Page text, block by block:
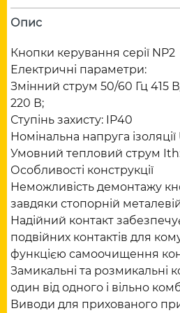
Опис
Кнопки керування серії NP2
Електричні параметри:
Змінний струм 50/60 Гц 415
220 В;
Ступінь захисту: IP40
Номінальна напруга ізоляції
Умовний тепловий струм Ith:
Особливості конструкції
Неможливість демонтажу
завдяки стопорній
Надійний контакт
подвійних контактів для
функцією самоочищення
Замикальні та розмикальні
один від одного і вільно
Виводи для прихованого